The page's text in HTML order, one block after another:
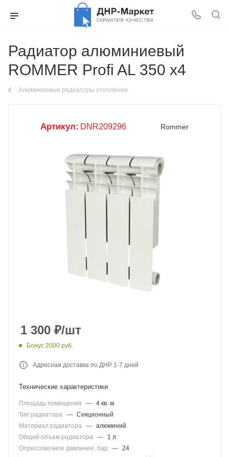
Радиатор алюминиевый
ROMMER Profi AL 350 x4
Алюминиевые радиаторы отопления
Артикул: DNR209296 Rommer
1 300 ₽/шт
Бонус 2000 руб.
Адресная доставка по ДНР 1-7 дней
Технические характеристики
Площадь помещения — 4 кв. м.
Тип радиатора — Секционный
Материал радиатора — алюминий
Общий объем радиатора —
1 л
Опрессовочное давление, бар
— 24